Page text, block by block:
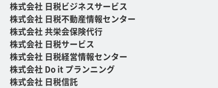
株式会社 日税ビジネスサービス
株式会社 日税不動産情報センター
株式会社 共栄会保険代行
株式会社 日税サービス
株式会社 日税経営情報センター
株式会社 Do it プランニング
株式会社 日税信託